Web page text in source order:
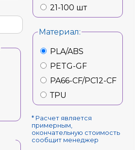
21-100 шт
Материал:
PLA/ABS
PETG-GF
PA66-CF/PC12-CF
ТPU
* Расчет является
примерным,
окончательную стоимость
сообщит менеджер